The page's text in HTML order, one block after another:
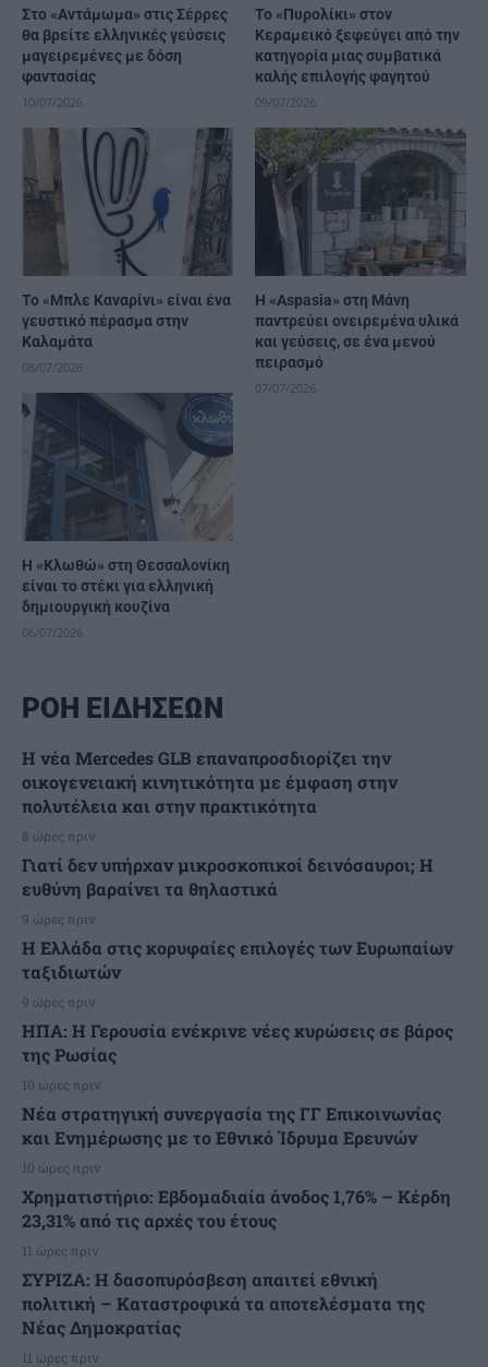
Στο «Αντάμωμα» στις Σέρρες
θα βρείτε ελληνικές γεύσεις
μαγειρεμένες με δόση
φαντασίας
10/07/2026
Το «Πυρολίκι» στον
Κεραμεικό ξεφεύγει από την
κατηγορία μιας συμβατικά
καλής επιλογής φαγητού
09/07/2026
Το «Μπλε Καναρίνι» είναι ένα
γευστικό πέρασμα στην
Καλαμάτα
08/07/2026
Η «Αspasia» στη Μάνη
παντρεύει ονειρεμένα υλικά
και γεύσεις, σε ένα μενού
πειρασμό
07/07/2026
Η «Κλωθώ» στη Θεσσαλονίκη
είναι το στέκι για ελληνική
δημιουργική κουζίνα
06/07/2026
ΡΟΗ ΕΙΔΗΣΕΩΝ
Η νέα Mercedes GLB επαναπροσδιορίζει την
οικογενειακή κινητικότητα με έμφαση στην
πολυτέλεια και στην πρακτικότητα
8 ώρες πριν
Γιατί δεν υπήρχαν μικροσκοπικοί δεινόσαυροι; Η
ευθύνη βαραίνει τα θηλαστικά
9 ώρες πριν
Η Ελλάδα στις κορυφαίες επιλογές των Ευρωπαίων
ταξιδιωτών
9 ώρες πριν
ΗΠΑ: Η Γερουσία ενέκρινε νέες κυρώσεις σε βάρος
της Ρωσίας
10 ώρες πριν
Νέα στρατηγική συνεργασία της ΓΓ Επικοινωνίας
και Ενημέρωσης με το Εθνικό Ίδρυμα Ερευνών
10 ώρες πριν
Χρηματιστήριο: Εβδομαδιαία άνοδος 1,76% – Κέρδη
23,31% από τις αρχές του έτους
11 ώρες πριν
ΣΥΡΙΖΑ: Η δασοπυρόσβεση απαιτεί εθνική
πολιτική – Καταστροφικά τα αποτελέσματα της
Νέας Δημοκρατίας
11 ώρες πριν